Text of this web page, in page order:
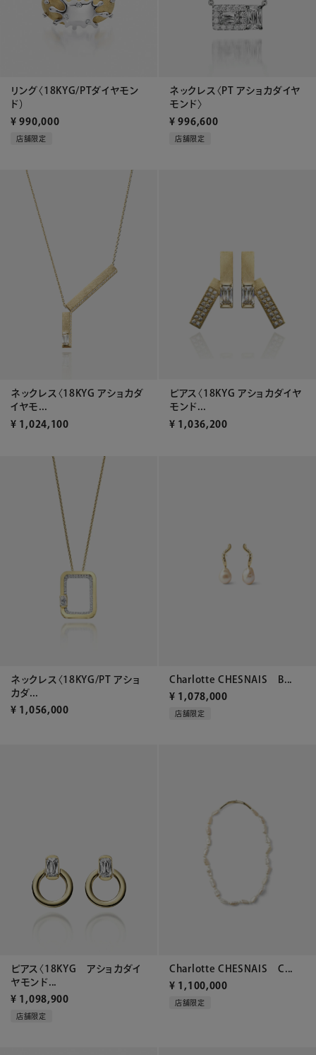
リング〈18KYG/PTダイヤモン
ド）
¥ 990,000
店舗限定
ネックレス〈PT アショカダイヤ
モンド〉
¥ 996,600
店舗限定
ネックレス〈18KYG アショカダ
イヤモ...
¥ 1,024,100
ピアス〈18KYG アショカダイヤ
モンド...
¥ 1,036,200
ネックレス〈18KYG/PT アショ
カダ...
¥ 1,056,000
Charlotte CHESNAIS B...
¥ 1,078,000
店舗限定
ピアス〈18KYG アショカダイ
ヤモンド...
¥ 1,098,900
店舗限定
Charlotte CHESNAIS C...
¥ 1,100,000
店舗限定